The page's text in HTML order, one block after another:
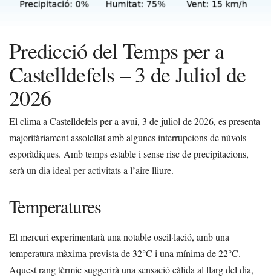
Predicció del Temps per a
Castelldefels – 3 de Juliol de
2026
El clima a Castelldefels per a avui, 3 de juliol de 2026, es presenta
majoritàriament assolellat amb algunes interrupcions de núvols
esporàdiques. Amb temps estable i sense risc de precipitacions,
serà un dia ideal per activitats a l’aire lliure.
Temperatures
El mercuri experimentarà una notable oscil·lació, amb una
temperatura màxima prevista de 32°C i una mínima de 22°C.
Aquest rang tèrmic suggerirà una sensació càlida al llarg del dia,